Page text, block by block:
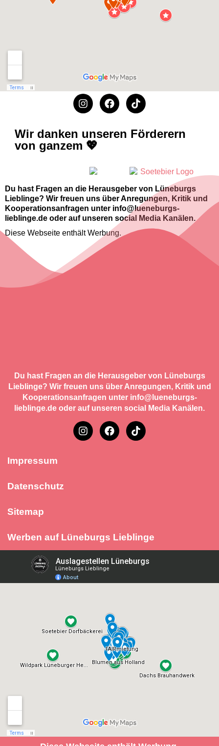
Wir danken unseren Förderern
von ganzem 💖
Du hast Fragen an die Herausgeber von Lüneburgs
Lieblinge? Wir freuen uns über Anregungen, Kritik und
Kooperationsanfragen unter info@lueneburgs-
lieblinge.de oder auf unseren social Media Kanälen.
Diese Webseite enthält Werbung.
Du hast Fragen an die Herausgeber von Lüneburgs
Lieblinge? Wir freuen uns über Anregungen, Kritik und
Kooperationsanfragen unter info@lueneburgs-
lieblinge.de oder auf unseren social Media Kanälen.
Impressum
Datenschutz
Sitemap
Werben auf Lüneburgs Lieblinge